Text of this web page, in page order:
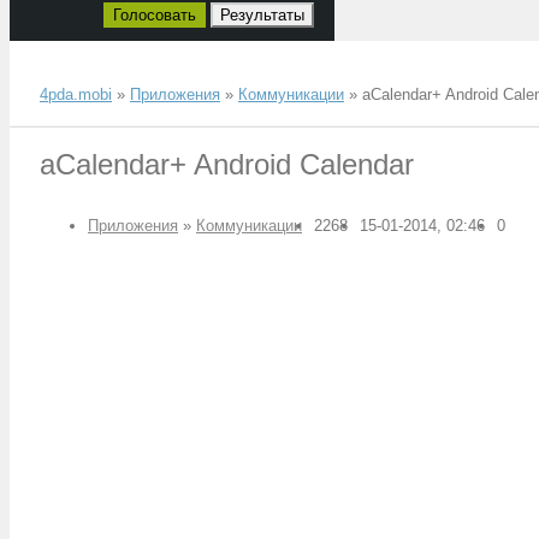
Голосовать Результаты
4pda.mobi » Приложения » Коммуникации » aCalendar+ Android
aCalendar+ Android Calendar
Приложения » Коммуникации 2268 15-01-2014, 02:46 0